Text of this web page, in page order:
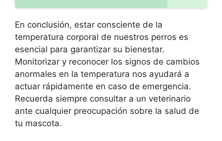
En conclusión, estar consciente de la
temperatura corporal de nuestros perros es
esencial para garantizar su bienestar.
Monitorizar y reconocer los signos de cambios
anormales en la temperatura nos ayudará a
actuar rápidamente en caso de emergencia.
Recuerda siempre consultar a un veterinario
ante cualquier preocupación sobre la salud de
tu mascota.